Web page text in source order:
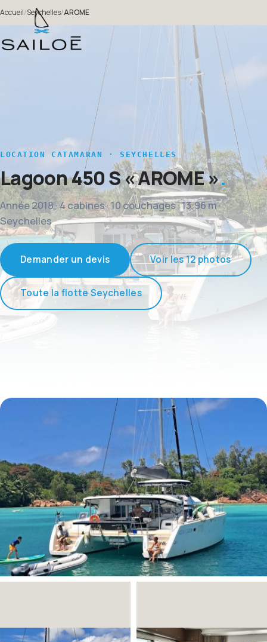
Accueil/Seychelles/AROME
LOCATION CATAMARAN · SEYCHELLES
Lagoon 450 S« AROME »
Année 2018 · 4 cabines · 10 couchages · 13,96 m ·
Seychelles
Demander un devis Voir les 12 photos
Toute la flotte Seychelles